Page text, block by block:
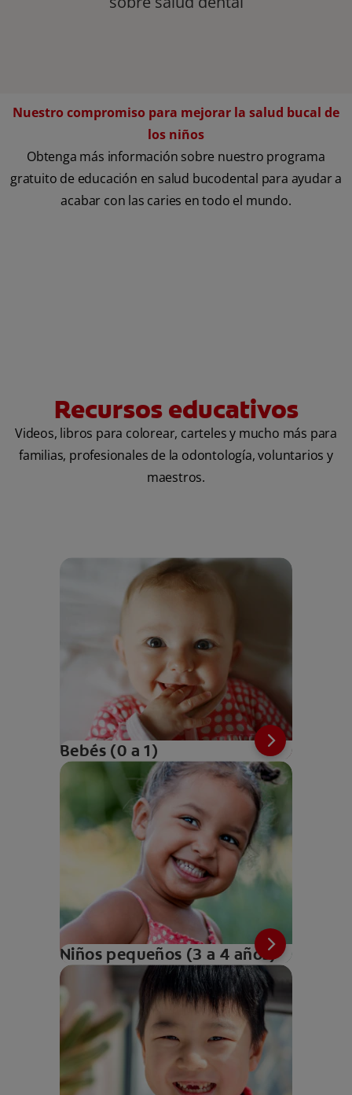
Nuestro compromiso para mejorar la salud bucal de
los niños
Obtenga más información sobre nuestro programa
gratuito de educación en salud bucodental para ayudar a
acabar con las caries en todo el mundo.
Recursos educativos
Videos, libros para colorear, carteles y mucho más para
familias, profesionales de la odontología, voluntarios y
maestros.
Bebés (0 a 1)
Niños pequeños (3 a 4 años)